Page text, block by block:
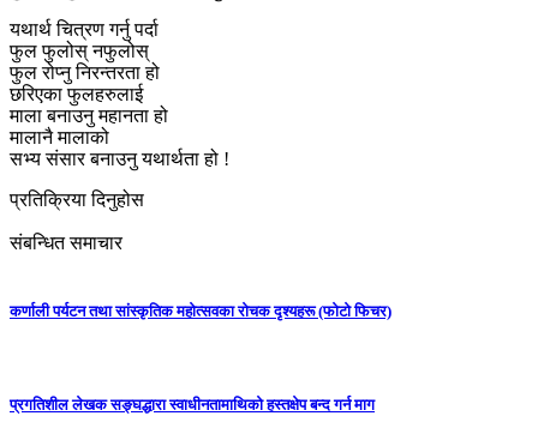
यथार्थ चित्रण गर्नु पर्दा
फुल फुलोस् नफुलोस्
फुल रोप्नु निरन्तरता हो
छरिएका फुलहरुलाई
माला बनाउनु महानता हो
मालानै मालाको
सभ्य संसार बनाउनु यथार्थता हो !
प्रतिक्रिया दिनुहोस
संबन्धित समाचार
कर्णाली पर्यटन तथा सांस्कृतिक महाेत्सवका राेचक दृश्यहरू (फाेटाे फिचर)
प्रगतिशील लेखक सङ्घद्धारा स्वाधीनतामाथिको हस्तक्षेप बन्द गर्न माग